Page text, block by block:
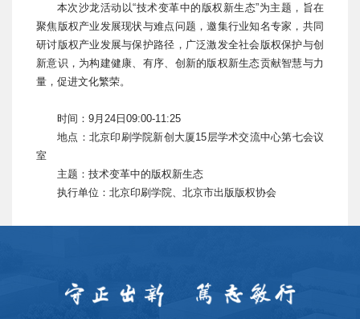
本次沙龙活动以“技术变革中的版权新生态”为主题，旨在
聚焦版权产业发展现状与难点问题，邀集行业知名专家，共同
研讨版权产业发展与保护路径，广泛激发全社会版权保护与创
新意识，为构建健康、有序、创新的版权新生态贡献智慧与力
量，促进文化繁荣。
时间：9月24日09:00-11:25
地点：北京印刷学院新创大厦15层学术交流中心第七会议
室
主题：技术变革中的版权新生态
执行单位：北京印刷学院、北京市出版版权协会